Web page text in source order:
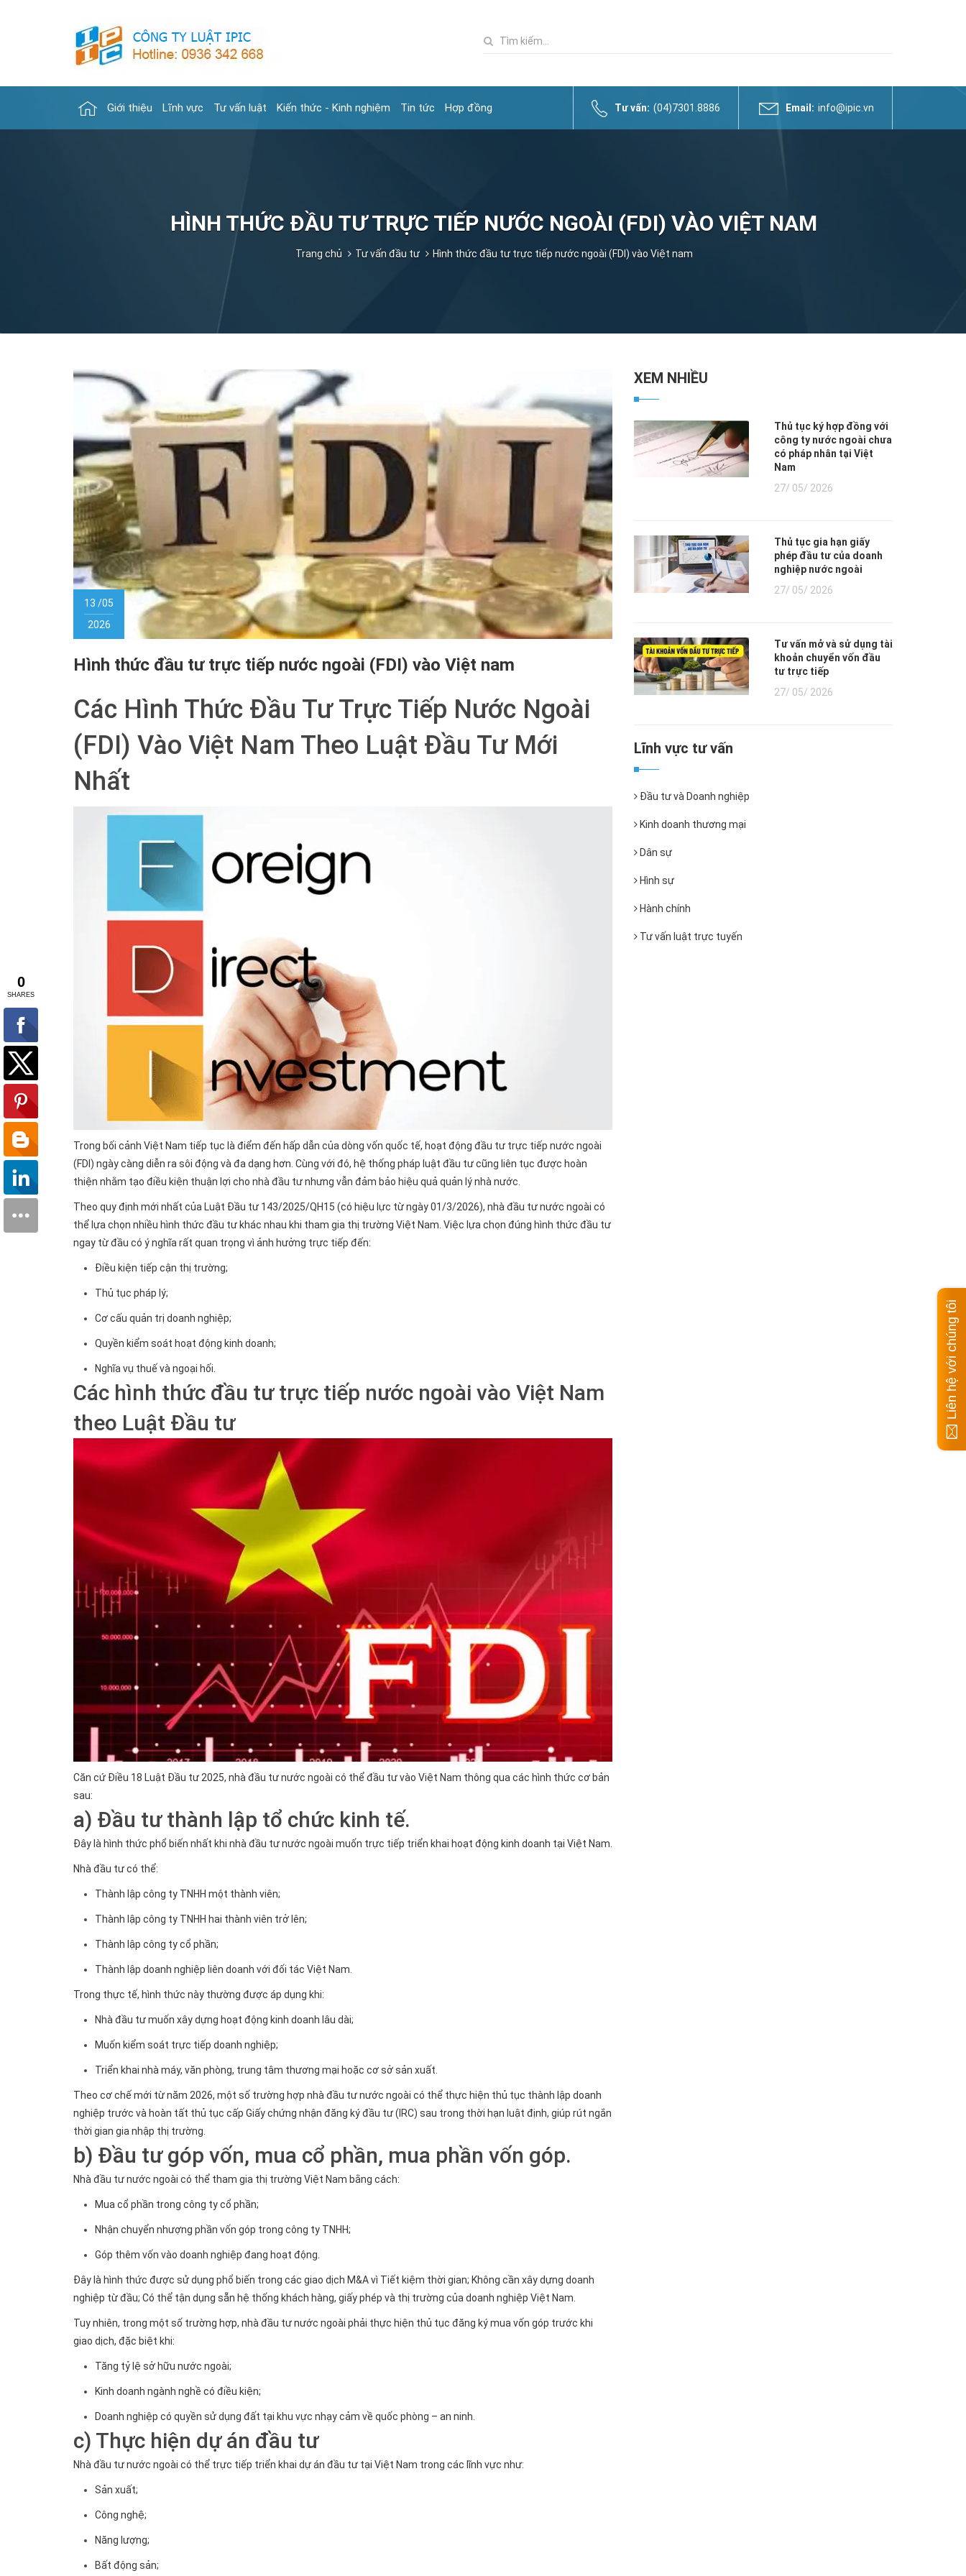
Giới thiệu Lĩnh vực Tư vấn luật Kiến thức - Kinh nghiệm Tin tức Hợp đồng Tư vấn: (04)7301.8886 Email: info@ipic.vn
HÌNH THỨC ĐẦU TƯ TRỰC TIẾP NƯỚC NGOÀI (FDI) VÀO VIỆT NAM
Trang chủ Tư vấn đầu tư Hình thức đầu tư trực tiếp nước ngoài (FDI) vào Việt nam
13 /05
2026
Hình thức đầu tư trực tiếp nước ngoài (FDI) vào Việt nam
Các Hình Thức Đầu Tư Trực Tiếp Nước Ngoài
(FDI) Vào Việt Nam Theo Luật Đầu Tư Mới
Nhất
Trong bối cảnh Việt Nam tiếp tục là điểm đến hấp dẫn của dòng vốn quốc tế, hoạt động đầu tư trực tiếp nước ngoài
(FDI) ngày càng diễn ra sôi động và đa dạng hơn. Cùng với đó, hệ thống pháp luật đầu tư cũng liên tục được hoàn
thiện nhằm tạo điều kiện thuận lợi cho nhà đầu tư nhưng vẫn đảm bảo hiệu quả quản lý nhà nước.
Theo quy định mới nhất của Luật Đầu tư 143/2025/QH15 (có hiệu lực từ ngày 01/3/2026), nhà đầu tư nước ngoài có
thể lựa chọn nhiều hình thức đầu tư khác nhau khi tham gia thị trường Việt Nam. Việc lựa chọn đúng hình thức đầu tư
ngay từ đầu có ý nghĩa rất quan trọng vì ảnh hưởng trực tiếp đến:
Điều kiện tiếp cận thị trường;
Thủ tục pháp lý;
Cơ cấu quản trị doanh nghiệp;
Quyền kiểm soát hoạt động kinh doanh;
Nghĩa vụ thuế và ngoại hối.
Các hình thức đầu tư trực tiếp nước ngoài vào Việt Nam
theo Luật Đầu tư
Căn cứ Điều 18 Luật Đầu tư 2025, nhà đầu tư nước ngoài có thể đầu tư vào Việt Nam thông qua các hình thức cơ bản
sau:
a) Đầu tư thành lập tổ chức kinh tế.
Đây là hình thức phổ biến nhất khi nhà đầu tư nước ngoài muốn trực tiếp triển khai hoạt động kinh doanh tại Việt Nam.
Nhà đầu tư có thể:
Thành lập công ty TNHH một thành viên;
Thành lập công ty TNHH hai thành viên trở lên;
Thành lập công ty cổ phần;
Thành lập doanh nghiệp liên doanh với đối tác Việt Nam.
Trong thực tế, hình thức này thường được áp dụng khi:
Nhà đầu tư muốn xây dựng hoạt động kinh doanh lâu dài;
Muốn kiểm soát trực tiếp doanh nghiệp;
Triển khai nhà máy, văn phòng, trung tâm thương mại hoặc cơ sở sản xuất.
Theo cơ chế mới từ năm 2026, một số trường hợp nhà đầu tư nước ngoài có thể thực hiện thủ tục thành lập doanh
nghiệp trước và hoàn tất thủ tục cấp Giấy chứng nhận đăng ký đầu tư (IRC) sau trong thời hạn luật định, giúp rút ngắn
thời gian gia nhập thị trường.
b) Đầu tư góp vốn, mua cổ phần, mua phần vốn góp.
Nhà đầu tư nước ngoài có thể tham gia thị trường Việt Nam bằng cách:
Mua cổ phần trong công ty cổ phần;
Nhận chuyển nhượng phần vốn góp trong công ty TNHH;
Góp thêm vốn vào doanh nghiệp đang hoạt động.
Đây là hình thức được sử dụng phổ biến trong các giao dịch M&A vì Tiết kiệm thời gian; Không cần xây dựng doanh
nghiệp từ đầu; Có thể tận dụng sẵn hệ thống khách hàng, giấy phép và thị trường của doanh nghiệp Việt Nam.
Tuy nhiên, trong một số trường hợp, nhà đầu tư nước ngoài phải thực hiện thủ tục đăng ký mua vốn góp trước khi
giao dịch, đặc biệt khi:
Tăng tỷ lệ sở hữu nước ngoài;
Kinh doanh ngành nghề có điều kiện;
Doanh nghiệp có quyền sử dụng đất tại khu vực nhạy cảm về quốc phòng – an ninh.
c) Thực hiện dự án đầu tư
Nhà đầu tư nước ngoài có thể trực tiếp triển khai dự án đầu tư tại Việt Nam trong các lĩnh vực như:
Sản xuất;
Công nghệ;
Năng lượng;
Bất động sản;
XEM NHIỀU
Thủ tục ký hợp đồng với
công ty nước ngoài chưa
có pháp nhân tại Việt
Nam
27/ 05/ 2026
Thủ tục gia hạn giấy
phép đầu tư của doanh
nghiệp nước ngoài
27/ 05/ 2026
Tư vấn mở và sử dụng tài
khoản chuyển vốn đầu
tư trực tiếp
27/ 05/ 2026
Lĩnh vực tư vấn
Đầu tư và Doanh nghiệp
Kinh doanh thương mại
Dân sự
Hình sự
Hành chính
Tư vấn luật trực tuyến
Liên hệ với chúng tôi